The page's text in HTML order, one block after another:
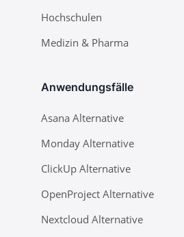
Hochschulen
Medizin & Pharma
Anwendungsfälle
Asana Alternative
Monday Alternative
ClickUp Alternative
OpenProject Alternative
Nextcloud Alternative